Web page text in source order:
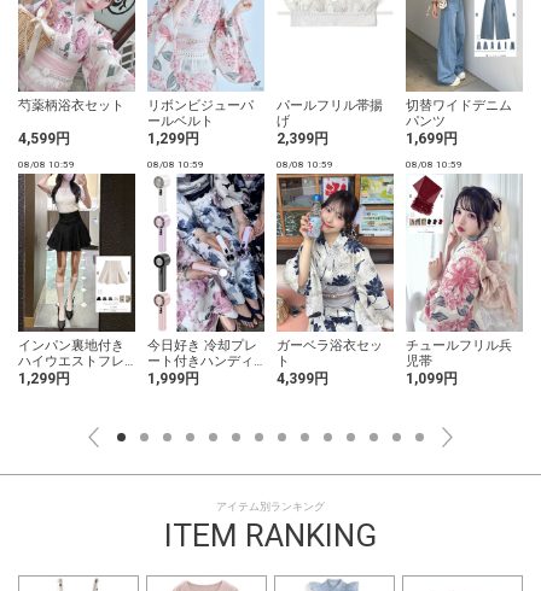
芍薬柄浴衣セット
4,599円
リボンビジューパ
ールベルト
1,299円
パールフリル帯揚
げ
2,399円
切替ワイドデニム
パンツ
1,699円
08/08 10:59
インパン裏地付き
ハイウエストフレ
アミニスカート
1,299円
08/08 10:59
今日好き 冷却プレ
ート付きハンディ
ファン
1,999円
08/08 10:59
ガーベラ浴衣セッ
ト
4,399円
08/08 10:59
チュールフリル兵
児帯
1,099円
アイテム別ランキング
ITEM RANKING